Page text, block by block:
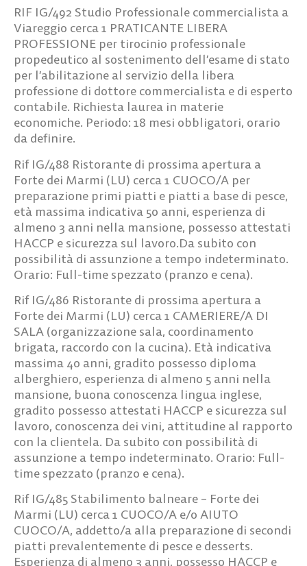
RIF IG/492 Studio Professionale commercialista a
Viareggio cerca1 PRATICANTE LIBERA
PROFESSIONE per tirocinio professionale
propedeutico al sostenimento dell’esame di stato
per l’abilitazione al servizio della libera
professione di dottore commercialista e di esperto
contabile. Richiesta laurea in materie
economiche. Periodo: 18 mesi obbligatori, orario
da definire.
Rif IG/488 Ristorante di prossima apertura a
Forte dei Marmi (LU) cerca1 CUOCO/A per
preparazione primi piatti e piatti a base di pesce,
età massima indicativa 50 anni, esperienza di
almeno 3 anni nella mansione, possesso attestati
HACCP e sicurezza sul lavoro.Da subito con
possibilità di assunzione a tempo indeterminato.
Orario: Full-time spezzato (pranzo e cena).
Rif IG/486 Ristorante di prossima apertura a
Forte dei Marmi (LU) cerca1 CAMERIERE/A DI
SALA (organizzazione sala, coordinamento
brigata, raccordo con la cucina). Età indicativa
massima 40 anni, gradito possesso diploma
alberghiero, esperienza di almeno 5 anni nella
mansione, buona conoscenza lingua inglese,
gradito possesso attestati HACCP e sicurezza sul
lavoro, conoscenza dei vini, attitudine al rapporto
con la clientela. Da subito con possibilità di
assunzione a tempo indeterminato. Orario: Full-
time spezzato (pranzo e cena).
Rif IG/485 Stabilimento balneare – Forte dei
Marmi (LU) cerca1 CUOCO/A e/o AIUTO
CUOCO/A, addetto/a alla preparazione di secondi
piatti prevalentemente di pesce e desserts.
Esperienza di almeno 3 anni, possesso HACCP e